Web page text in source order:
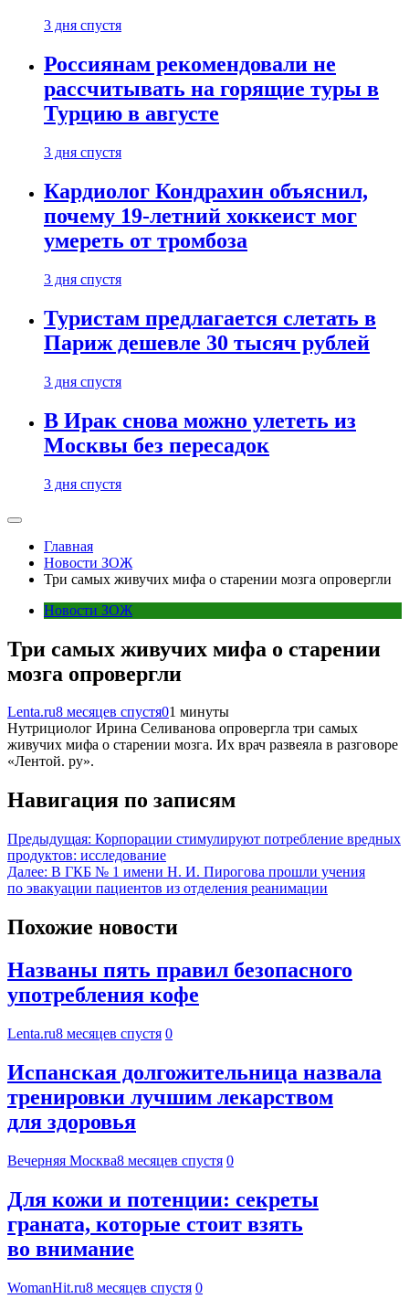
3 дня спустя
Россиянам рекомендовали не
рассчитывать на горящие туры в
Турцию в августе
3 дня спустя
Кардиолог Кондрахин объяснил,
почему 19-летний хоккеист мог
умереть от тромбоза
3 дня спустя
Туристам предлагается слетать в
Париж дешевле 30 тысяч рублей
3 дня спустя
В Ирак снова можно улететь из
Москвы без пересадок
3 дня спустя
Главная
Новости ЗОЖ
Три самых живучих мифа о старении мозга опровергли
Новости ЗОЖ
Три самых живучих мифа о старении
мозга опровергли
Lenta.ru8 месяцев спустя01 минуты
Нутрициолог Ирина Селиванова опровергла три самых
живучих мифа о старении мозга. Их врач развеяла в разговоре
«Лентой. ру».
Навигация по записям
Предыдущая: Корпорации стимулируют потребление вредных
продуктов: исследование
Далее: В ГКБ № 1 имени Н. И. Пирогова прошли учения
по эвакуации пациентов из отделения реанимации
Похожие новости
Названы пять правил безопасного
употребления кофе
Lenta.ru8 месяцев спустя 0
Испанская долгожительница назвала
тренировки лучшим лекарством
для здоровья
Вечерняя Москва8 месяцев спустя 0
Для кожи и потенции: секреты
граната, которые стоит взять
во внимание
WomanHit.ru8 месяцев спустя 0